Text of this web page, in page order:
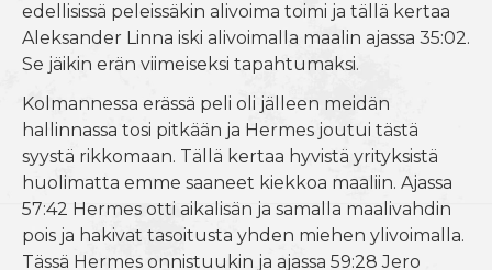
edellisissä peleissäkin alivoima toimi ja tällä kertaa
Aleksander Linna iski alivoimalla maalin ajassa 35:02.
Se jäikin erän viimeiseksi tapahtumaksi.
Kolmannessa erässä peli oli jälleen meidän
hallinnassa tosi pitkään ja Hermes joutui tästä
syystä rikkomaan. Tällä kertaa hyvistä yrityksistä
huolimatta emme saaneet kiekkoa maaliin. Ajassa
57:42 Hermes otti aikalisän ja samalla maalivahdin
pois ja hakivat tasoitusta yhden miehen ylivoimalla.
Tässä Hermes onnistuukin ja ajassa 59:28 Jero